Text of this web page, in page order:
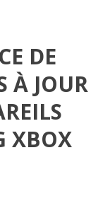
DE
À JOUR
XBOX